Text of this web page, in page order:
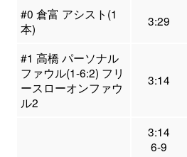
#0 倉富 アシスト(1
本)
3:29
#1 高橋 パーソナル
ファウル(1-6:2) フリ
ースローオンファウ
ル2
3:14
3:14
6-9